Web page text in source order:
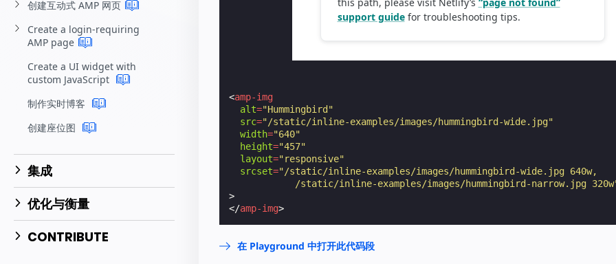
创建互动式 AMP 网页
Create a login-requiring
AMP page
Create a UI widget with
custom JavaScript
制作实时博客
创建座位图
集成
优化与衡量
CONTRIBUTE
<amp-img
alt="Hummingbird"
src="/static/inline-examples/images/hummingbird-wide.jpg"
width="640"
height="457"
layout="responsive"
srcset="/static/inline-examples/images/hummingbird-wide.jpg 640w,
/static/inline-examples/images/hummingbird-narrow.jpg
>
</amp-img>
在 Playground 中打开此代码段